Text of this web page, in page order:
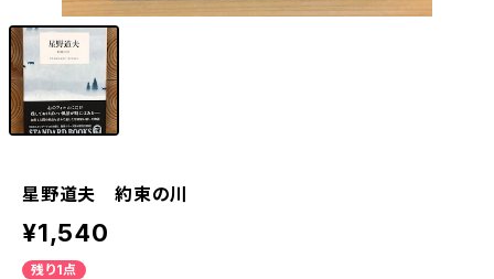
星野道夫 約束の川
¥1,540
残り1点